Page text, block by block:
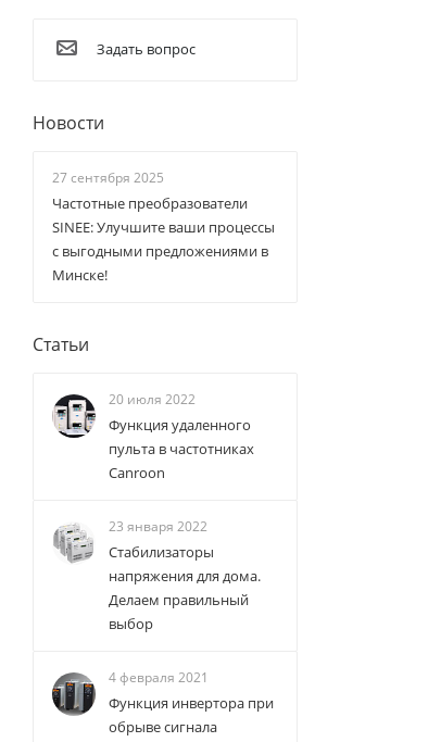
Задать вопрос
Новости
27 сентября 2025
Частотные преобразователи
SINEE: Улучшите ваши процессы
с выгодными предложениями в
Минске!
Статьи
20 июля 2022
Функция удаленного
пульта в частотниках
Canroon
23 января 2022
Стабилизаторы
напряжения для дома.
Делаем правильный
выбор
4 февраля 2021
Функция инвертора при
обрыве сигнала